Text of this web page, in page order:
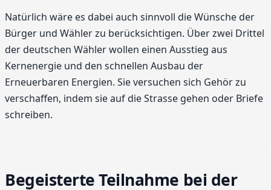
Natürlich wäre es dabei auch sinnvoll die Wünsche der
Bürger und Wähler zu berücksichtigen. Über zwei Drittel
der deutschen Wähler wollen einen Ausstieg aus
Kernenergie und den schnellen Ausbau der
Erneuerbaren Energien. Sie versuchen sich Gehör zu
verschaffen, indem sie auf die Strasse gehen oder Briefe
schreiben.
Begeisterte Teilnahme bei der